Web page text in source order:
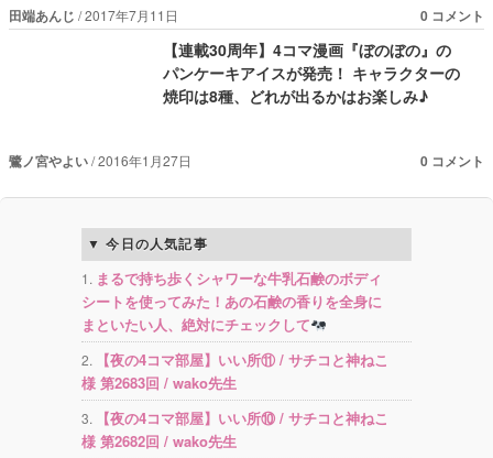
田端あんじ 2017年7月11日 0 コメント
【連載30周年】4コマ漫画『ぼのぼの』の
パンケーキアイスが発売！ キャラクターの
焼印は8種、どれが出るかはお楽しみ♪
鷺ノ宮やよい 2016年1月27日 0 コメント
今日の人気記事
まるで持ち歩くシャワーな牛乳石鹸のボディ
シートを使ってみた！あの石鹸の香りを全身に
まといたい人、絶対にチェックして
【夜の4コマ部屋】いい所⑪ / サチコと神ねこ
様 第2683回 / wako先生
【夜の4コマ部屋】いい所⑩ / サチコと神ねこ
様 第2682回 / wako先生